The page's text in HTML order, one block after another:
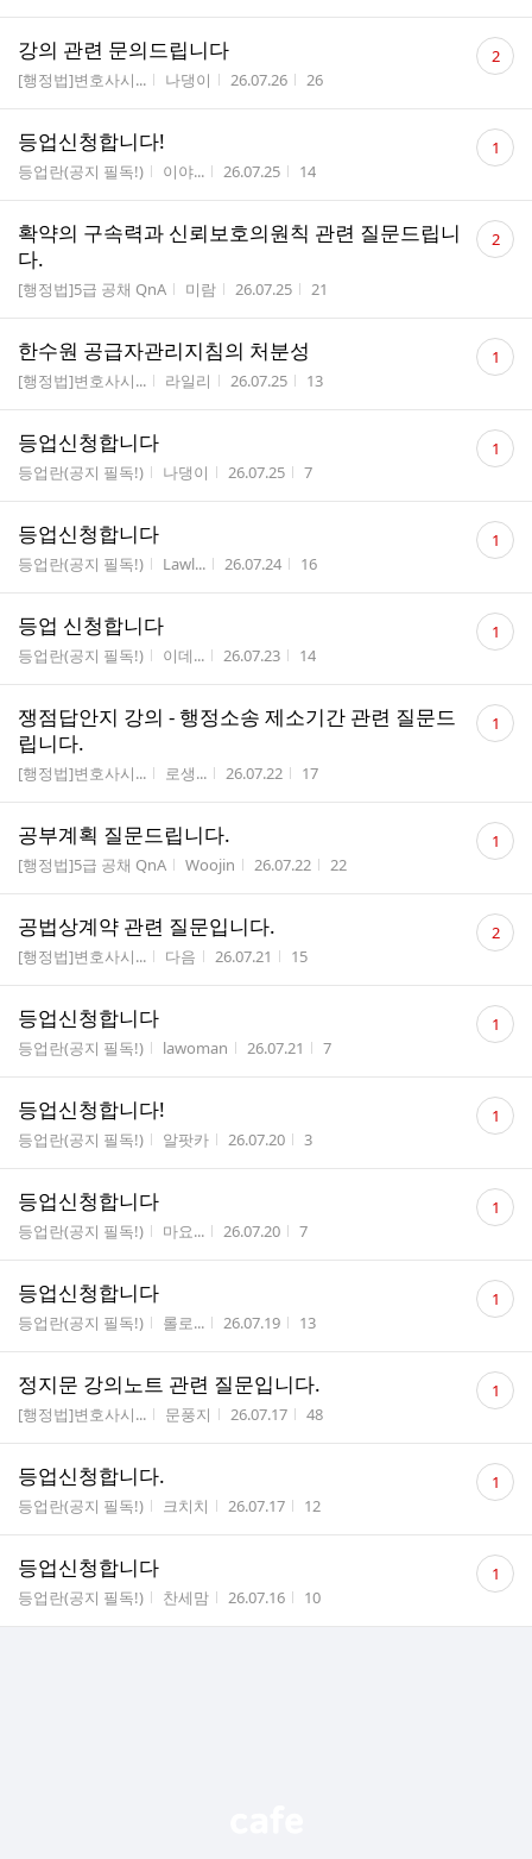
강의 관련 문의드립니다
게시판명
[행정법]변호사시... 작성자
나댕이 작성시간
26.07.26 조회수
26
댓
글 2
등업신청합니다!
게시판명
등업란(공지 필독!) 작성자
이야... 작성시간
26.07.25 조회수
14
댓
글 1
확약의 구속력과 신뢰보호의원칙 관련 질문드립니
다.
게시판명
[행정법]5급 공채 QnA 작성자
미람 작성시간
26.07.25 조회수
21
댓
글 2
한수원 공급자관리지침의 처분성
게시판명
[행정법]변호사시... 작성자
라일리 작성시간
26.07.25 조회수
13
댓
글 1
등업신청합니다
게시판명
등업란(공지 필독!) 작성자
나댕이 작성시간
26.07.25 조회수
7
댓
글 1
등업신청합니다
게시판명
등업란(공지 필독!) 작성자
Lawl... 작성시간
26.07.24 조회수
16
댓
글 1
등업 신청합니다
게시판명
등업란(공지 필독!) 작성자
이데... 작성시간
26.07.23 조회수
14
댓
글 1
쟁점답안지 강의 - 행정소송 제소기간 관련 질문드
립니다.
게시판명
[행정법]변호사시... 작성자
로생... 작성시간
26.07.22 조회수
17
댓
글 1
공부계획 질문드립니다.
게시판명
[행정법]5급 공채 QnA 작성자
Woojin 작성시간
26.07.22 조회수
22
댓
글 1
공법상계약 관련 질문입니다.
게시판명
[행정법]변호사시... 작성자
다음 작성시간
26.07.21 조회수
15
댓
글 2
등업신청합니다
게시판명
등업란(공지 필독!) 작성자
lawoman 작성시간
26.07.21 조회수
7
댓
글 1
등업신청합니다!
게시판명
등업란(공지 필독!) 작성자
알팟카 작성시간
26.07.20 조회수
3
댓
글 1
등업신청합니다
게시판명
등업란(공지 필독!) 작성자
마요... 작성시간
26.07.20 조회수
7
댓
글 1
등업신청합니다
게시판명
등업란(공지 필독!) 작성자
롤로... 작성시간
26.07.19 조회수
13
댓
글 1
정지문 강의노트 관련 질문입니다.
게시판명
[행정법]변호사시... 작성자
문풍지 작성시간
26.07.17 조회수
48
댓
글 1
등업신청합니다.
게시판명
등업란(공지 필독!) 작성자
크치치 작성시간
26.07.17 조회수
12
댓
글 1
등업신청합니다
게시판명
등업란(공지 필독!) 작성자
찬세맘 작성시간
26.07.16 조회수
10
댓
글 1